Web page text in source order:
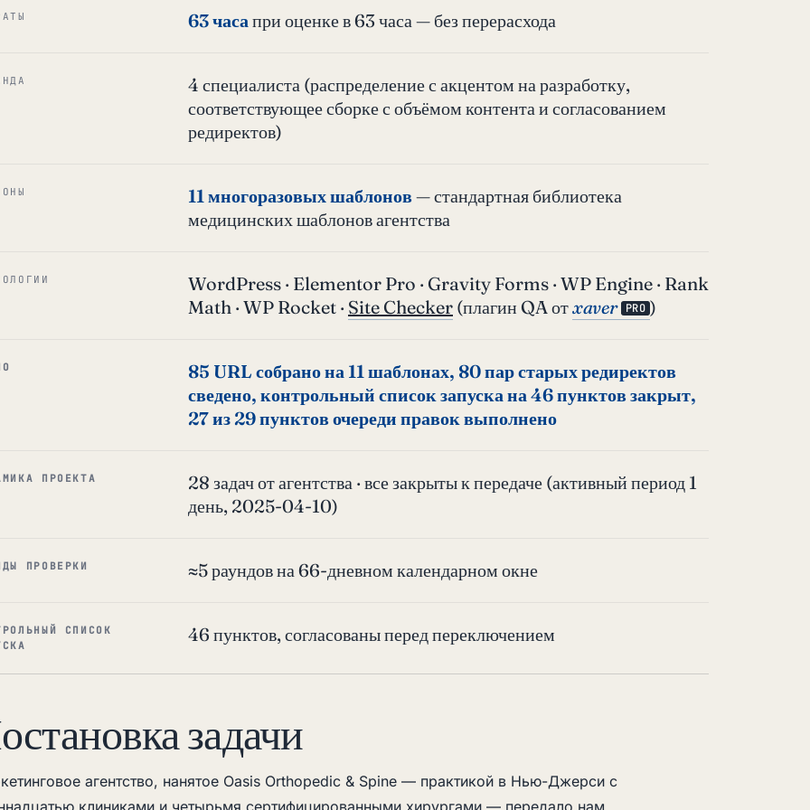
63 часапри оценке в 63 часа — без перерасхода
4 специалиста (распределение с акцентом на разработку,
соответствующее сборке с объёмом контента и согласованием
редиректов)
11 многоразовых шаблонов— стандартная библиотека
медицинских шаблонов агентства
WordPress · Elementor Pro · Gravity Forms · WP Engine · Rank
Math · WP Rocket · Site Checker (плагин QA отxaver PRO )
85 URL собрано на 11 шаблонах, 80 пар старых редиректов
сведено, контрольный список запуска на 46 пунктов закрыт,
27 из 29 пунктов очереди правок выполнено
ПРОЕКТА
28 задач от агентства · все закрыты к передаче (активный период 1
день, 2025-04-10)
ПРОВЕРКИ ≈5 раундов на 66-дневном календарном окне
СПИСОК
46 пунктов, согласованы перед переключением
задачи
агентство, нанятое Oasis Orthopedic & Spine — практикой в Нью-Джерси с
клиниками и четырьмя сертифицированными хирургами — передало нам